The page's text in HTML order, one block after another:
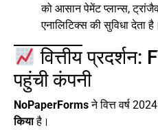
को आसान पेमेंट प्लान्स,
एनालिटिक्स की सुविधा देता है।
वित्तीय
पहुंची कंपनी
NoPaperFormsने वित्त वर्ष
कियाहै।